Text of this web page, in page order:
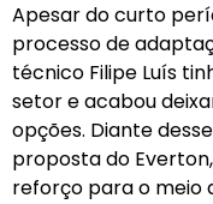
Apesar do curto
processo de
técnico Filipe Luís
setor e acabou
opções. Diante
proposta do
reforço para o meio